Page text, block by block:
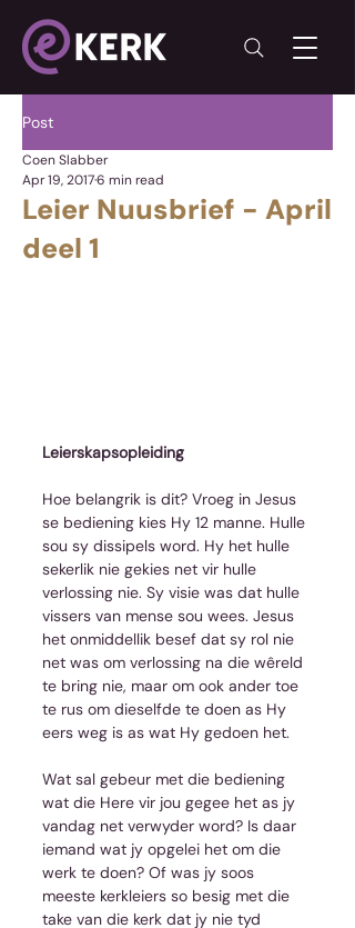
Post
Leier Nuusbrief - April
deel 1
Coen Slabber
Apr 19, 20176 min read
Leierskapsopleiding
Hoe belangrik is dit? Vroeg in Jesus
se bediening kies Hy 12 manne. Hulle
sou sy dissipels word. Hy het hulle
sekerlik nie gekies net vir hulle
verlossing nie. Sy visie was dat hulle
vissers van mense sou wees. Jesus
het onmiddellik besef dat sy rol nie
net was om verlossing na die wêreld
te bring nie, maar om ook ander toe
te rus om dieselfde te doen as Hy
eers weg is as wat Hy gedoen het.
Wat sal gebeur met die bediening
wat die Here vir jou gegee het as jy
vandag net verwyder word? Is daar
iemand wat jy opgelei het om die
werk te doen? Of was jy soos
meeste kerkleiers so besig met die
take van die kerk dat jy nie tyd